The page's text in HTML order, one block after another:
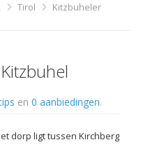
Tirol
Kitzbuheler
en 0 aanbiedingen.
dorp ligt tussen Kirchberg